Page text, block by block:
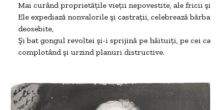
Mai curând proprietăţile vieţii nepovestite, ale fricii şi
Ele expediază nonvalorile şi castraţii, celebrează
deosebite,
Şi bat gongul revoltei şi-i sprijină pe hăituiţi, pe cei care
complotând şi urzind planuri distructive.